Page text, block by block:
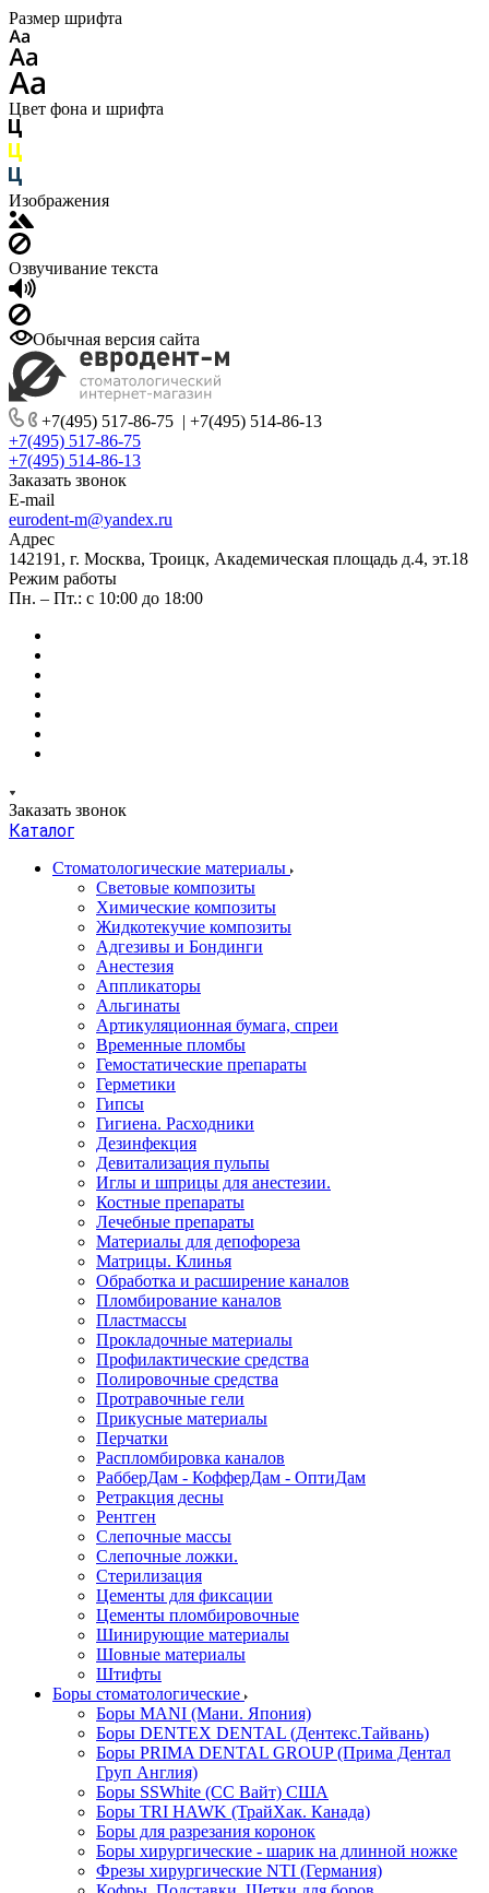
Размер шрифта
Цвет фона и шрифта
Изображения
Озвучивание текста
Обычная версия сайта
+7(495) 517-86-75 | +7(495) 514-86-13
+7(495) 517-86-75
+7(495) 514-86-13
Заказать звонок
E-mail
eurodent-m@yandex.ru
Адрес
142191, г. Москва, Троицк, Академическая площадь д.4, эт.18
Режим работы
Пн. – Пт.: с 10:00 до 18:00
Заказать звонок
Каталог
Стоматологические материалы
Световые композиты
Химические композиты
Жидкотекучие композиты
Адгезивы и Бондинги
Анестезия
Аппликаторы
Альгинаты
Артикуляционная бумага, спреи
Временные пломбы
Гемостатические препараты
Герметики
Гипсы
Гигиена. Расходники
Дезинфекция
Девитализация пульпы
Иглы и шприцы для анестезии.
Костные препараты
Лечебные препараты
Материалы для депофореза
Матрицы. Клинья
Обработка и расширение каналов
Пломбирование каналов
Пластмассы
Прокладочные материалы
Профилактические средства
Полировочные средства
Протравочные гели
Прикусные материалы
Перчатки
Распломбировка каналов
РабберДам - КофферДам - ОптиДам
Ретракция десны
Рентген
Слепочные массы
Слепочные ложки.
Стерилизация
Цементы для фиксации
Цементы пломбировочные
Шинирующие материалы
Шовные материалы
Штифты
Боры стоматологические
Боры MANI (Мани. Япония)
Боры DENTEX DENTAL (Дентекс.Тайвань)
Боры PRIMA DENTAL GROUP (Прима Дентал
Груп Англия)
Боры SSWhite (СС Вайт) США
Боры TRI HAWK (ТрайХак. Канада)
Боры для разрезания коронок
Боры хирургические - шарик на длинной ножке
Фрезы хирургические NTI (Германия)